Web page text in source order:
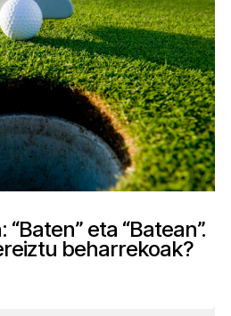
eta “Batean”.
beharrekoak?